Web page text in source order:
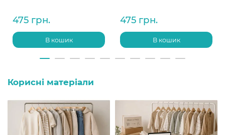
475 грн.
В кошик
475 грн.
В кошик
Корисні матеріали